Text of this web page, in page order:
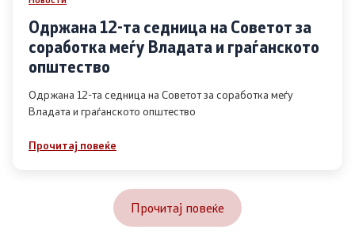
Одржана 12-та седница на Советот за
соработка меѓу Владата и граѓанското
општество
Одржана 12-та седница на Советот за соработка меѓу
Владата и граѓанското општество
Прочитај повеќе
Прочитај повеќе